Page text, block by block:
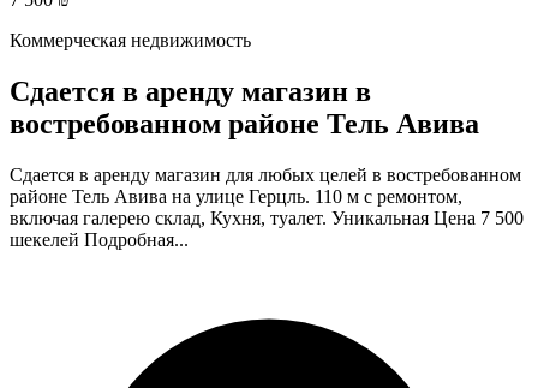
Коммерческая недвижимость
Сдается в аренду магазин в
востребованном районе Тель Авива
Сдается в аренду магазин для любых целей в востребованном
районе Тель Авива на улице Герцль. 110 м с ремонтом,
включая галерею склад, Кухня, туалет. Уникальная Цена 7 500
шекелей Подробная...